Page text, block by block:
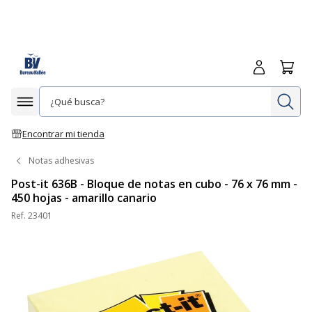
Afficher la navigation
Encontrar mi tienda
Iniciar
Notas adhesivas
Post-it 636B - Bloque de notas en cubo - 76 x 76 mm -
450 hojas - amarillo canario
Ref. 23401